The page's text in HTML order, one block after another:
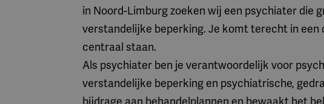
in Noord-Limburg zoeken wij een psychiater
verstandelijke beperking. Je komt terecht in
centraal staan.
Als psychiater ben je verantwoordelijk voor
verstandelijke beperking en psychiatrische,